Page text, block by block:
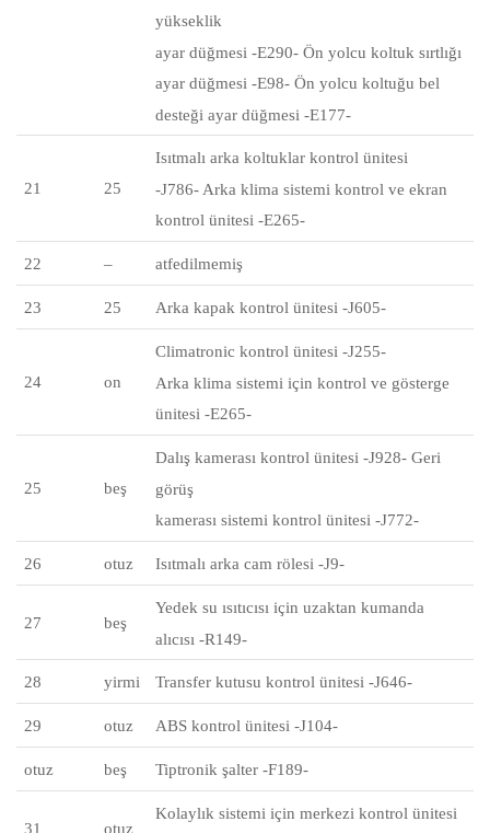
yükseklik
ayar düğmesi -E290- Ön yolcu koltuk sırtlığı
ayar düğmesi -E98- Ön yolcu koltuğu bel
desteği ayar düğmesi -E177-
21 25
Isıtmalı arka koltuklar kontrol ünitesi
-J786- Arka klima sistemi kontrol ve ekran
kontrol ünitesi -E265-
22 – atfedilmemiş
23 25 Arka kapak kontrol ünitesi -J605-
24 on
Climatronic kontrol ünitesi -J255-
Arka klima sistemi için kontrol ve gösterge
ünitesi -E265-
25 beş
Dalış kamerası kontrol ünitesi -J928- Geri
görüş
kamerası sistemi kontrol ünitesi -J772-
26 otuz Isıtmalı arka cam rölesi -J9-
27 beş
Yedek su ısıtıcısı için uzaktan kumanda
alıcısı -R149-
28 yirmi Transfer kutusu kontrol ünitesi -J646-
29 otuz ABS kontrol ünitesi -J104-
otuz beş Tiptronik şalter -F189-
31 otuz
Kolaylık sistemi için merkezi kontrol ünitesi